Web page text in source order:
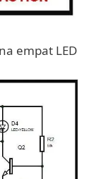
empat LED